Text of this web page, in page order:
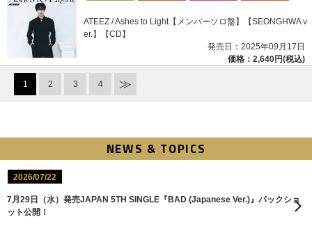
ATEEZ / Ashes to Light【メンバーソロ盤】【SEONGHWA v
er.】【CD】
発売日：2025年09月17日
価格：2,640円(税込)
1 2 3 4
NEWS & TOPICS
2026/07/22
7月29日（水）発売JAPAN 5TH SINGLE『BAD (Japanese Ver.)』パックショ
ット公開！